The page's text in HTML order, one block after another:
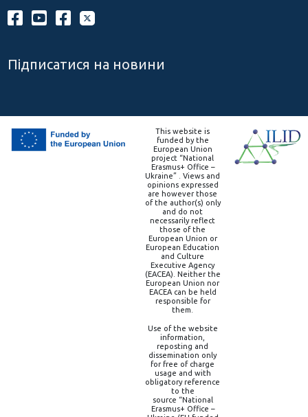
Підписатися на новини
This website is
funded by the
European Union
project “National
Erasmus+ Office –
Ukraine” . Views and
opinions expressed
are however those
of the author(s) only
and do not
necessarily reflect
those of the
European Union or
European Education
and Culture
Executive Agency
(EACEA). Neither the
European Union nor
EACEA can be held
responsible for
them.
Use of the website
information,
reposting and
dissemination only
for free of charge
usage and with
obligatory reference
to the
source “National
Erasmus+ Office –